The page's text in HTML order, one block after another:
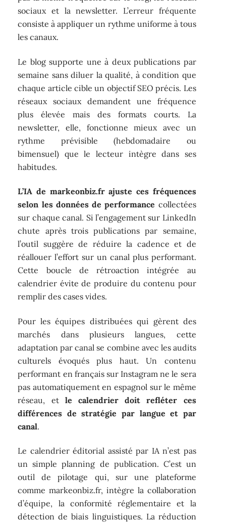
sociaux et la newsletter. L’erreur fréquente
consiste à appliquer un rythme uniforme à tous
les canaux.
Le blog supporte une à deux publications par
semaine sans diluer la qualité, à condition que
chaque article cible un objectif SEO précis. Les
réseaux sociaux demandent une fréquence
plus élevée mais des formats courts. La
newsletter, elle, fonctionne mieux avec un
rythme prévisible (hebdomadaire ou
bimensuel) que le lecteur intègre dans ses
habitudes.
L’IA de markeonbiz.fr ajuste ces fréquences
selon les données de performance collectées
sur chaque canal. Si l’engagement sur LinkedIn
chute après trois publications par semaine,
l’outil suggère de réduire la cadence et de
réallouer l’effort sur un canal plus performant.
Cette boucle de rétroaction intégrée au
calendrier évite de produire du contenu pour
remplir des cases vides.
Pour les équipes distribuées qui gèrent des
marchés dans plusieurs langues, cette
adaptation par canal se combine avec les audits
culturels évoqués plus haut. Un contenu
performant en français sur Instagram ne le sera
pas automatiquement en espagnol sur le même
réseau, et le calendrier doit refléter ces
différences de stratégie par langue et par
canal.
Le calendrier éditorial assisté par IA n’est pas
un simple planning de publication. C’est un
outil de pilotage qui, sur une plateforme
comme markeonbiz.fr, intègre la collaboration
d’équipe, la conformité réglementaire et la
détection de biais linguistiques. La réduction